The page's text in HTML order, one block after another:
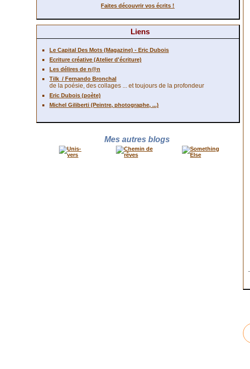
Faites découvrir vos écrits !
Liens
Le Capital Des Mots (Magazine) - Eric Dubois
Ecriture créative (Atelier d'écriture)
Les délires de n@n
Tilk / Fernando Bronchal
de la poésie, des collages ... et toujours de la profondeur
Eric Dubois (poète)
Michel Giliberti (Peintre, photographe, ...)
Mes autres blogs